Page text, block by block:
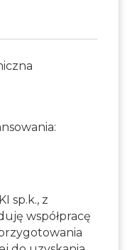
sp.k., z
współpracę